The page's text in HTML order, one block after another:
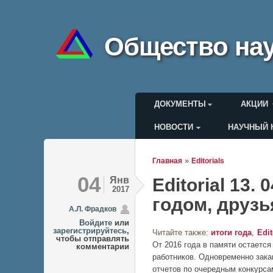
Общество
Главное меню
ДОКУМЕНТЫ АКЦИИ
Меню
НОВОСТИ НАУЧНЫЙ
Вы здесь
Главная » Editorials
04 Янв
2017
А.Л. Фрадков
Войдите или
зарегистрируйтесь,
чтобы отправлять
комментарии
Editorial 13.
годом,
Читайте также: итоги года
От 2016 года в памяти
работников. Одновременно
отчетов по очередным